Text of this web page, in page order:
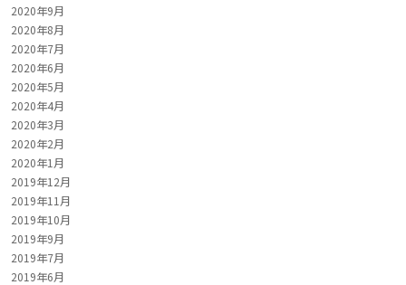
2020年9月
2020年8月
2020年7月
2020年6月
2020年5月
2020年4月
2020年3月
2020年2月
2020年1月
2019年12月
2019年11月
2019年10月
2019年9月
2019年7月
2019年6月